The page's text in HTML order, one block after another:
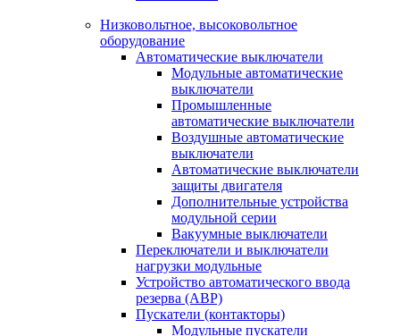
Низковольтное, высоковольтное
оборудование
Автоматические выключатели
Модульные автоматические
выключатели
Промышленные
автоматические выключатели
Воздушные автоматические
выключатели
Автоматические выключатели
защиты двигателя
Дополнительные устройства
модульной серии
Вакуумные выключатели
Переключатели и выключатели
нагрузки модульные
Устройство автоматического ввода
резерва (АВР)
Пускатели (контакторы)
Модульные пускатели